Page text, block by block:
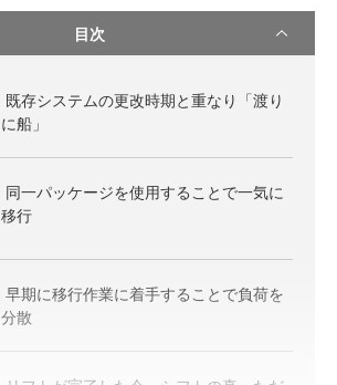
目次
既存システムの更改時期と重なり「渡り
に船」
同一パッケージを使用することで一気に
移行
早期に移行作業に着手することで負荷を
分散